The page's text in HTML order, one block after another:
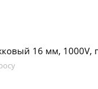
16 мм, 1000V,